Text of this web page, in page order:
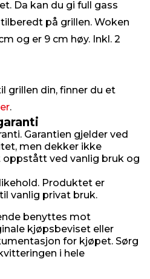
Da kan du gi full gass
på grillen. Woken
og er 9 cm høy. Inkl. 2
grillen din, finner du et
.
Garantien gjelder ved
men dekker ikke
ved vanlig bruk og
Produktet er
vanlig privat bruk.
benyttes mot
kjøpsbeviset eller
for kjøpet. Sørg
i hele